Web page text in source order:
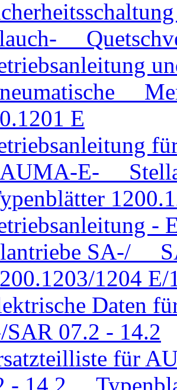
E
E-
SA-/
1204 E/
Daten
SAR 07.2 - 14.2
für
- 14.2